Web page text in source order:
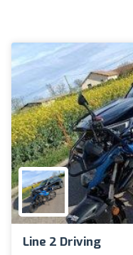
Line 2 Driving